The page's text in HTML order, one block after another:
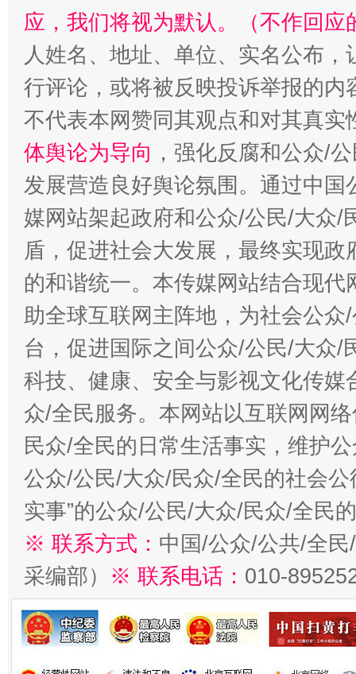
应，我们将视为默认。（不作回应
人姓名、地址、单位、实名公布
行评论，或将被反映投诉举报的
不代表本网赞同其观点和对其真实
体舆论为导向 ，强化反腐和公众/
发展营造良好舆论氛围。通过中
媒网站架起政府和公众/公民/大众/
盾，促进社会大发展，最终实现
的和谐统一。本传媒网站结合现
助全球互联网主阵地，为社会公
台，促进国际之间公众/公民/大众/
科技、健康、安全与影视文化传
众/全民服务。本网站以互联网网
民众/全民的日常生活事实，维护
公众/公民/大众/民众/全民的社会公
实事”的公众/公民/大众/民众/全民
※ 联系方式： 中国/公众/公共/全
采编部） ※ 联系电话： 010-